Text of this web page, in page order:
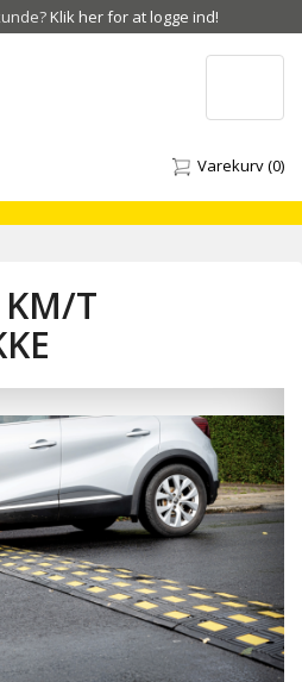
Klik her for at logge ind!
Varekurv(0)
KM/T